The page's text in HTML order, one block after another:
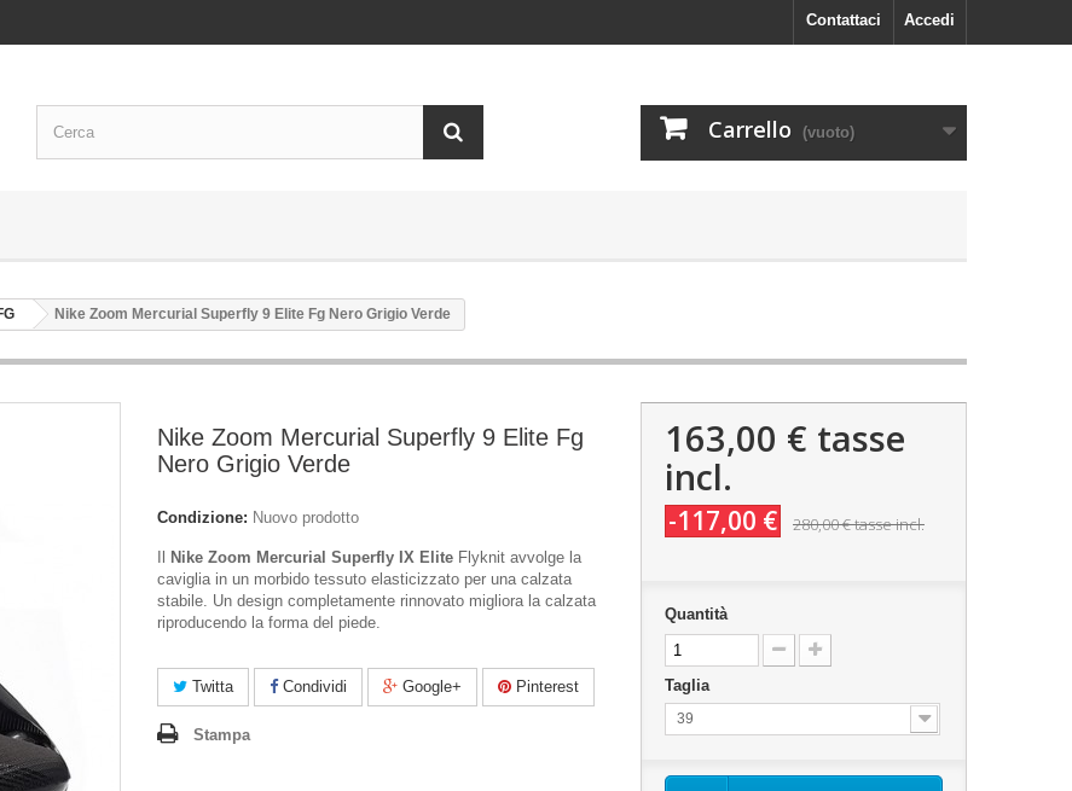
Accedi
Contattaci
Carrello (vuoto)
Nike Zoom Mercurial Superfly 9 Elite Fg Nero Grigio Verde
Nike Zoom Mercurial Superfly 9 Elite Fg
Nero Grigio Verde
Condizione: Nuovo prodotto
Nike Zoom Mercurial Superfly IX Elite Flyknit avvolge la
caviglia in un morbido tessuto elasticizzato per una calzata
stabile. Un design completamente rinnovato migliora la calzata
riproducendo la forma del piede.
Twitta Condividi Google+ Pinterest
Stampa
163,00 € tasse
incl.
-117,00 € 280,00 €tasse incl.
Quantità
Taglia
39